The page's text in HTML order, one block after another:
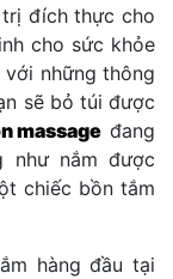
đích thực cho
cho sức khỏe
những thông
sẽ bỏ túi được
massageđang
như nắm được
chiếc bồn tắm
hàng đầu tại